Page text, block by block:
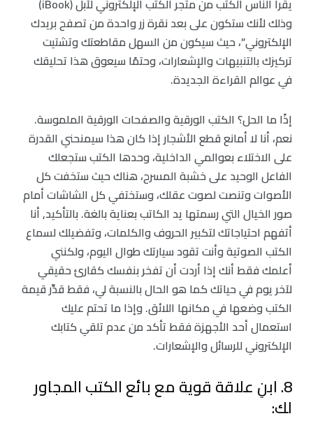
وذلك لأنك ستكون على بعد نقرة زر واحدة من تصفح بريدك
الإلكتروني”، حيث سيكون من السهل مقاطعتك وتشتيت
تركيزك بالتنبيهات والإشعارات، وحتمًا سيعوق هذا تحليقك
في عوالم القراءة الجديدة.
إذًا ما الحل؟ الكتب الورقية والصفحات الورقية الملموسة.
نعم، أنا لا أمانع قطع الأشجار إذا كان هذا سيمنحني القدرة
على الاختلاء بعوالمي الداخلية، وحدها الكتب ستجعلك
الفاعل الوحيد على خشبة المسرح، هناك حيث ستخفت كل
الأصوات وتنصت لصوت عقلك، وستختفي كل الشاشات أمام
صور الخيال التي رسمتها يد الكاتب بعناية بالغة. بالتأكيد, أنا
أتفهم احتياجاتك لتكبير الحروف والكلمات، وتفضيلك لسماع
الكتب الصوتية وأنت تقود سيارتك طوال اليوم، ولكنني
أعلمك فقط أنك إذا أردت أن تفخر بنفسك كقارئ حقيقي
لآخر يوم في حياتك كما هو الحال بالنسبة لي، فقط قدِّر قيمة
الكتب وضعها في مكانها اللائق. وإذا ما تحتم عليك
استعمال أحد الأجهزة فقط تأكد من عدم تلقي كتابك
الإلكتروني للرسائل والإشعارات.
8. ابنِ علاقة قوية مع بائع الكتب المجاور
لك: